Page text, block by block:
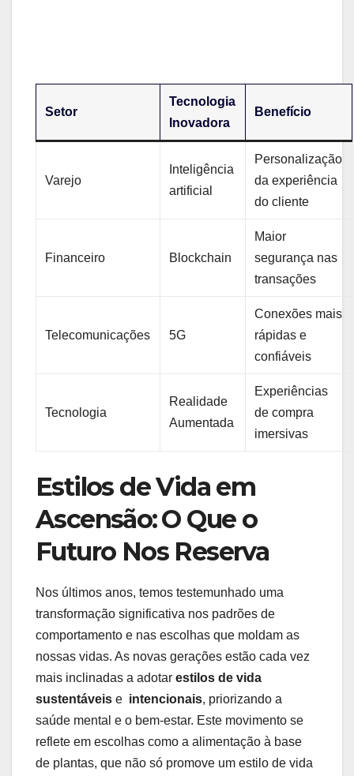
Setor
Tecnologia
Inovadora
Benefício
Varejo
Inteligência
artificial
Personalização
da experiência
do‍ cliente
Financeiro Blockchain
Maior
segurança nas
transações
Telecomunicações 5G
Conexões mais
‌rápidas⁣ e
confiáveis
Tecnologia
Realidade
Aumentada
Experiências
de ‌compra
imersivas
Estilos de Vida em
Ascensão: ⁤O Que o
Futuro‌ Nos Reserva
Nos últimos anos, temos testemunhado uma
transformação ‌significativa nos⁢ padrões de
comportamento‍ e nas⁤ escolhas que moldam as
nossas‍ vidas. ⁢As novas gerações estão cada ⁢vez
mais inclinadas a adotar⁣ estilos de ‍vida
‍sustentáveis ⁣e ‌ intencionais, priorizando a
saúde mental⁣ e o bem-estar.⁤ Este movimento se
reflete em⁣ escolhas como⁢ a alimentação à base
⁢de plantas, que⁣ não só promove um estilo de ⁢vida